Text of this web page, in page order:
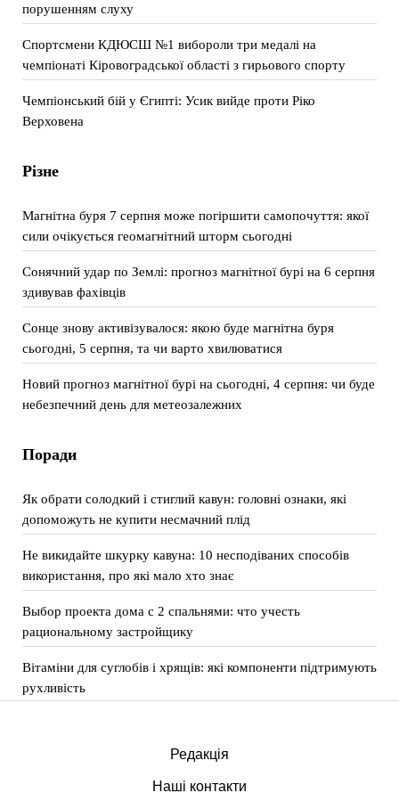
порушенням слуху
Спортсмени КДЮСШ №1 вибороли три медалі на
чемпіонаті Кіровоградської області з гирьового спорту
Чемпіонський бій у Єгипті: Усик вийде проти Ріко
Верховена
Різне
Магнітна буря 7 серпня може погіршити самопочуття: якої
сили очікується геомагнітний шторм сьогодні
Сонячний удар по Землі: прогноз магнітної бурі на 6 серпня
здивував фахівців
Сонце знову активізувалося: якою буде магнітна буря
сьогодні, 5 серпня, та чи варто хвилюватися
Новий прогноз магнітної бурі на сьогодні, 4 серпня: чи буде
небезпечний день для метеозалежних
Поради
Як обрати солодкий і стиглий кавун: головні ознаки, які
допоможуть не купити несмачний плід
Не викидайте шкурку кавуна: 10 несподіваних способів
використання, про які мало хто знає
Выбор проекта дома с 2 спальнями: что учесть
рациональному застройщику
Вітаміни для суглобів і хрящів: які компоненти підтримують
рухливість
Редакція
Наші контакти